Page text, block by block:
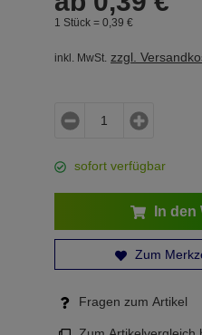
1 Stück = 0, 39 €
inkl. MwSt. zzgl.
sofort verfügbar
In den
Zum
Fragen zum Artikel